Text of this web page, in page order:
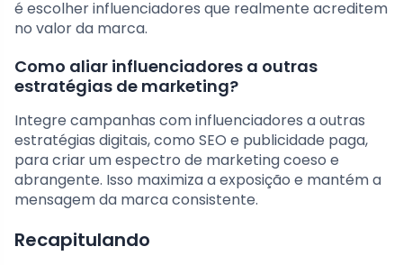
é escolher influenciadores que realmente acreditem
no valor da marca.
Como aliar influenciadores a outras
estratégias de marketing?
Integre campanhas com influenciadores a outras
estratégias digitais, como SEO e publicidade paga,
para criar um espectro de marketing coeso e
abrangente. Isso maximiza a exposição e mantém a
mensagem da marca consistente.
Recapitulando